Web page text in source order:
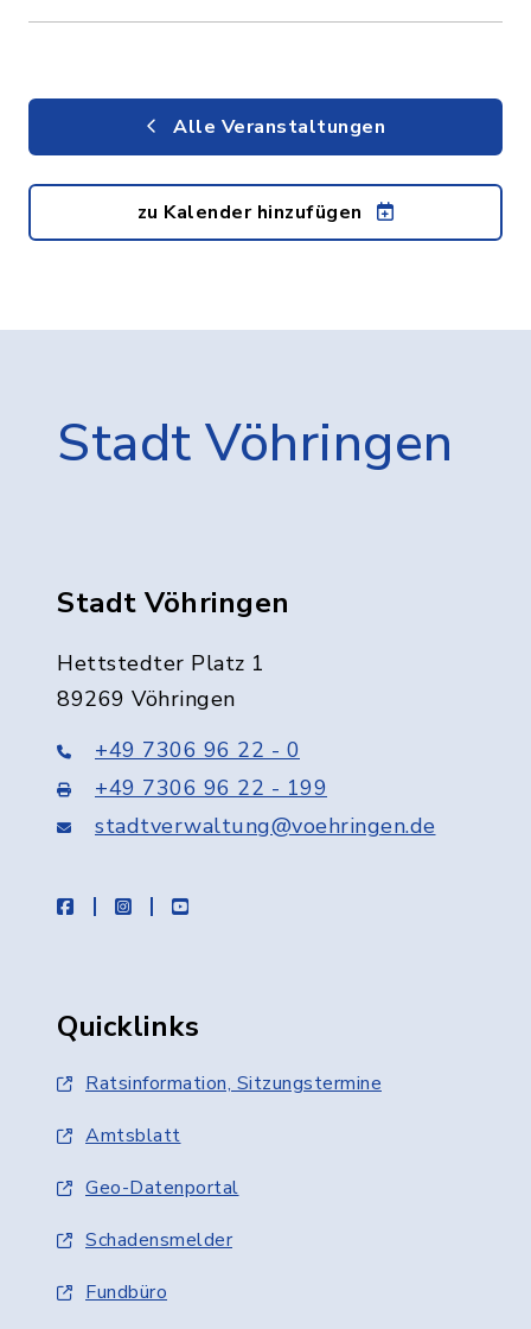
Alle Veranstaltungen
zu Kalender hinzufügen
Stadt Vöhringen
Stadt Vöhringen
Hettstedter Platz 1
89269 Vöhringen
+49 7306 96 22 - 0
+49 7306 96 22 - 199
stadtverwaltung@voehringen.de
facebookinstagramyoutube
Quicklinks
Ratsinformation, Sitzungstermine
Amtsblatt
Geo-Datenportal
Schadensmelder
Fundbüro